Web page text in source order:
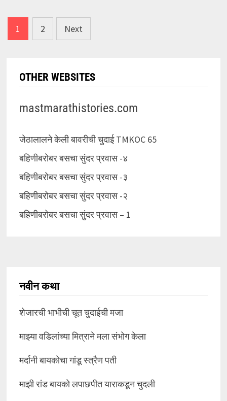
Posts
pagination
1 2 Next
OTHER WEBSITES
mastmarathistories.com
जेठालालने केली बावरीची चुदाई TMKOC 65
बहिणीबरोबर बसचा सुंदर प्रवास -४
बहिणीबरोबर बसचा सुंदर प्रवास -३
बहिणीबरोबर बसचा सुंदर प्रवास -२
बहिणीबरोबर बसचा सुंदर प्रवास – 1
नवीन कथा
शेजारची भाभीची चूत चुदाईची मजा
माझ्या वडिलांच्या मित्राने मला संभोग केला
मर्दानी बायकोचा गांडू स्त्रैण पती
माझी रांड बायको लपाछपीत याराकडून चुदली